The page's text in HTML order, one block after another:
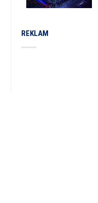
REKLAM